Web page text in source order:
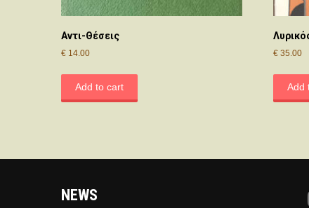
Αντι-Θέσεις
€ 14.00
Add to cart
€ 35.00
Add
NEWS